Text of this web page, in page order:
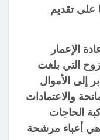
على تقديم
الإعمار
التي بلغت
إلى الأموال
والاعتمادات
الحاجات
وهي أعباء مرشحة